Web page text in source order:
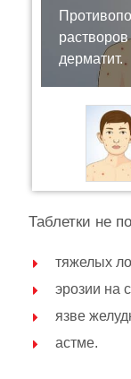
дерматит.
Таблетки не
тяжелых
эрозии на
язве
астме.